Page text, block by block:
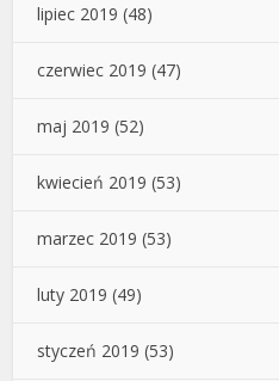
lipiec 2019 (48)
czerwiec 2019 (47)
maj 2019 (52)
kwiecień 2019 (53)
marzec 2019 (53)
luty 2019 (49)
styczeń 2019 (53)